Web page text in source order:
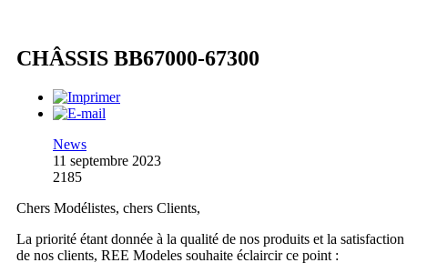
CHÂSSIS BB67000-67300
News
11 septembre 2023
2185
Chers Modélistes, chers Clients,
La priorité étant donnée à la qualité de nos produits et la satisfaction
de nos clients, REE Modeles souhaite éclaircir ce point :